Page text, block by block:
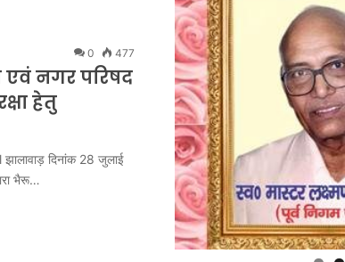
0 477
एवं नगर परिषद
हेतु
झालावाड़ दिनांक 28 जुलाई
भैरू…